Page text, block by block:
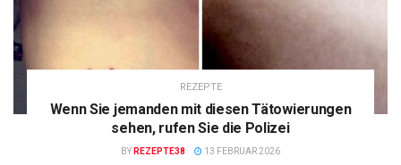
REZEPTE
Wenn Sie jemanden mit diesen Tätowierungen
sehen, rufen Sie die Polizei
BY REZEPTE38 13 FEBRUAR 2026